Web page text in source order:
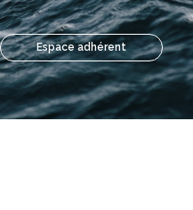
Espace adhérent